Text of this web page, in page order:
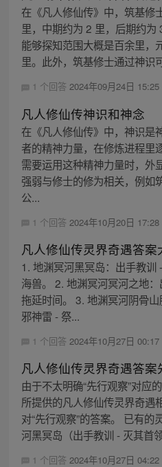
在《凡人修仙传》中，筑基修
里，中期约为 2 里，后期约
能够探知范围大概是百余里，
里。此外，筑基修士通过神识
1 个回答 2024年09月24日 15:25
凡人修仙传神识和神念
在《凡人修仙传》中，神识是
者的精神力量，在修炼进程里
需要运用这种精神力量时，外
强弱与修士的修为相关，例如
公...
1 个回答 2024年10月20日 17:28
凡人修仙传灵界奇遇答案
1. 地渊冥河黑冥岛：出手教训
海兽。 2. 地渊冥河冥河之地
拖延时间。 3. 地渊冥河阴骨
邪神雷 - 祭...
1 个回答 2024年10月27日 00:17
凡人修仙传灵界奇遇答案
由于不太明确“先行观察”对应
所提供的凡人修仙传灵界奇遇
对“先行观察”的答案。 已有
河黑冥岛（出手教训 - 灭其首
1 个回答 2024年10月27日 04:22